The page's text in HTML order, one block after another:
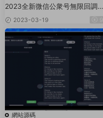
2023全新微信公衆号無限回調系
統 2023-03-19
網站源碼